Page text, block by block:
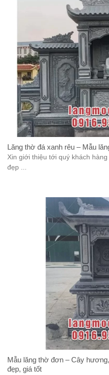
Lăng thờ đá xanh rêu – Mẫu
Xin giới thiệu tới quý khách
đẹp ...
Mẫu lăng thờ đơn – Cây
đẹp, giá tốt